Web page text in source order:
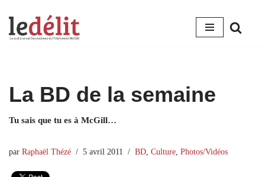
Aller
La BD de la semaine
Tu sais que tu es à McGill…
par Raphaël Thézé 5 avril 2011 BD Culture Photos/Vidéos